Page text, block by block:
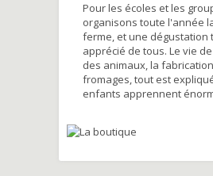
Pour les écoles et les
organisons toute l'année
ferme, et une dégustation
apprécié de tous. Le vie
des animaux, la
fromages, tout est
enfants apprennent